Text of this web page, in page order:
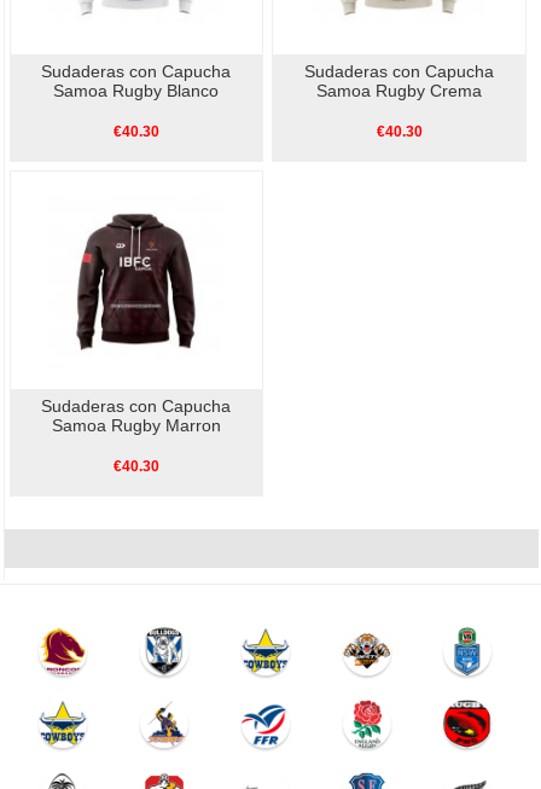
Sudaderas con Capucha
Samoa Rugby Blanco
€40.30
Sudaderas con Capucha
Samoa Rugby Crema
€40.30
Sudaderas con Capucha
Samoa Rugby Marron
€40.30